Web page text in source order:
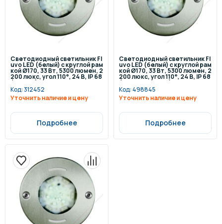
Светодиодный светильник Fl
uvo LED (белый) с круглой рам
кой Ø170, 33 Вт, 5300 люмен, 2
200 люкс, угол 110°, 24 В, IP 68
(пленка)
Код:312452
Уточнить наличие и цену
Подробнее
Светодиодный светильник Fl
uvo LED (белый) с круглой рам
кой Ø170, 33 Вт, 5300 люмен, 2
200 люкс, угол 110°, 24 В, IP 68
(стеклопластик)
Код: 498845
Уточнить наличие и цену
Подробнее